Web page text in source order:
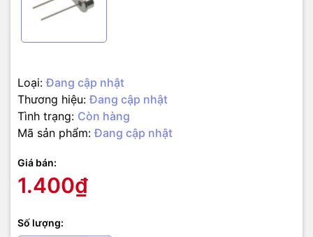
Loại: Đang cập nhật
Thương hiệu: Đang cập nhật
Tình trạng: Còn hàng
Mã sản phẩm: Đang cập nhật
Giá bán:
1.400₫
Số lượng: